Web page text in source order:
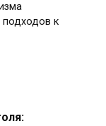
подходов к